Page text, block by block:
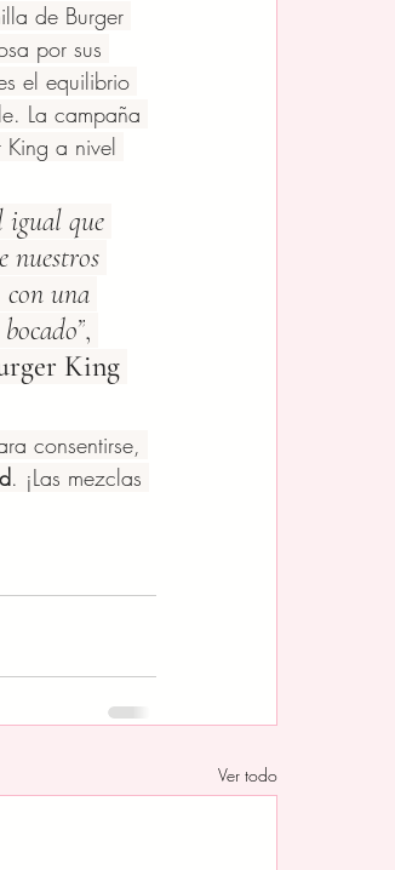
de Burger
por sus
el equilibrio
La campaña
King a nivel
igual que
nuestros
con una
,
King
consentirse,
. ¡Las mezclas
Ver todo